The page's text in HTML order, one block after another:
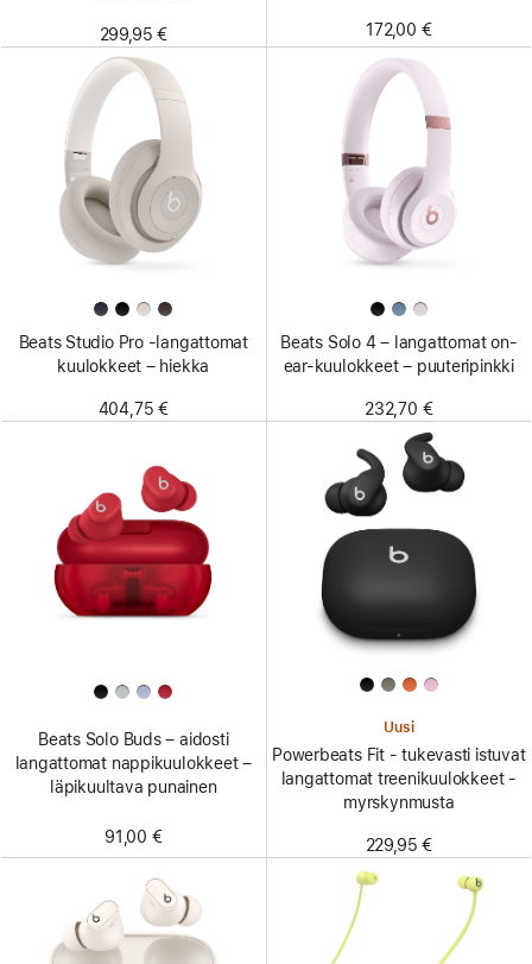
299,95 € 172,00 €
Beats Studio Pro ‑langattomat
kuulokkeet – hiekka
404,75 €
Beats Solo 4 – langattomat on-
ear-kuulokkeet – puuteripinkki
232,70 €
Beats Solo Buds – aidosti
langattomat nappikuulokkeet –
läpikuultava punainen
91,00 €
Uusi
Powerbeats Fit - tukevasti istuvat
langattomat treenikuulokkeet -
myrskynmusta
229,95 €